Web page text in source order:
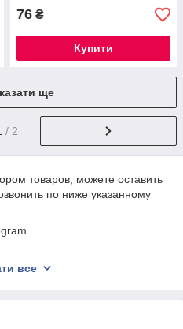
76 ₴
Купити
ще
/ 2
товаров, можете оставить
по ниже указанному
contacts
все